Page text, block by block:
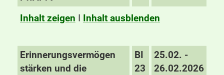
Inhalt zeigen I Inhalt ausblenden
Erinnerungsvermögen
stärken und die
BI
23
25.02. -
26.02.2026